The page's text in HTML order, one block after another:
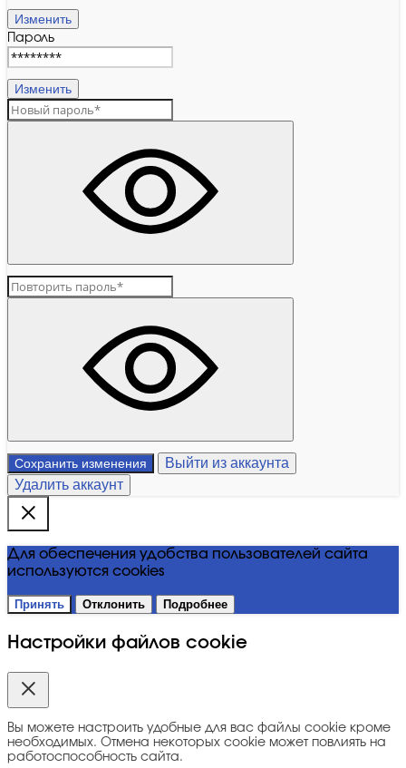
Изменить
Пароль
Изменить
Сохранить изменения
Выйти из аккаунта
Удалить аккаунт
Для обеспечения удобства пользователей сайта
используются cookies
Принять Отклонить Подробнее
Настройки файлов cookie
Вы можете настроить удобные для вас файлы cookie кроме
необходимых. Отмена некоторых cookie может повлиять на
работоспособность сайта.